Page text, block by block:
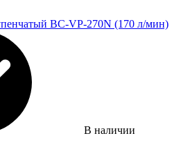
BC-VP-270N (170 л/мин)
В наличии